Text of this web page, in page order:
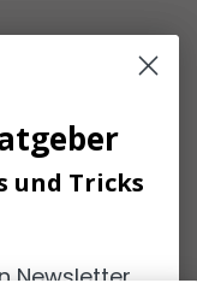
und Tricks
Newsletter
und Tricks
Newsletter